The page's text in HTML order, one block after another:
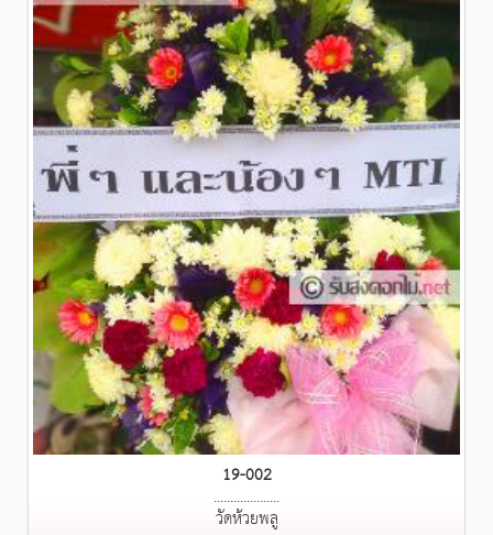
19-002
....................
วัดห้วยพลู